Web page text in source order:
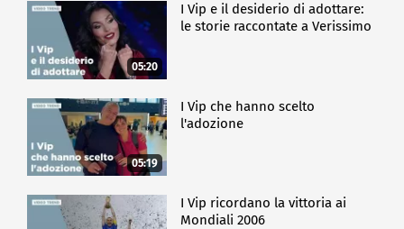
05:20
I Vip e il desiderio di adottare:
le storie raccontate a Verissimo
05:19
I Vip che hanno scelto
l'adozione
I Vip ricordano la vittoria ai
Mondiali 2006